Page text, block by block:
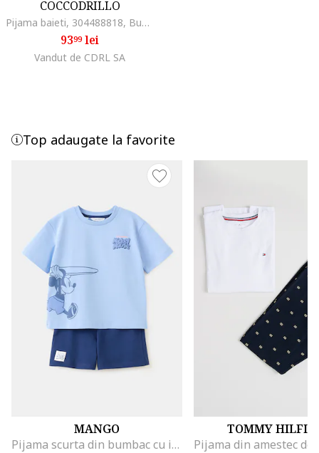
COCCODRILLO
Pijama baieti, 304488818, Bumbac, Albastru, Albastru
9399lei
Vandut de CDRL SA
Top adaugate la favorite
MANGO
Pijama scurta din bumbac cu imprimeu cu Mickey Mouse, Albastru lavanda/Bleumarin
TOMMY